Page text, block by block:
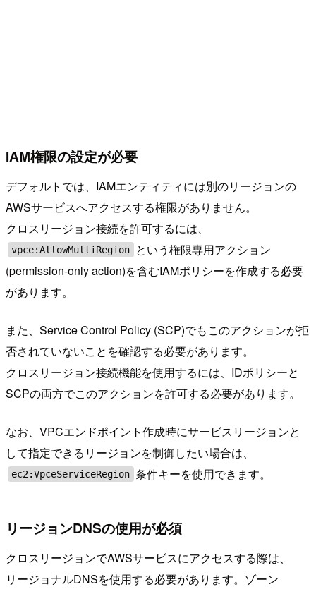
IAM権限の設定が必要
デフォルトでは、IAMエンティティには別のリージョンの
AWSサービスへアクセスする権限がありません。
クロスリージョン接続を許可するには、
vpce:AllowMultiRegion
という権限専用アクション
(permission-only action)を含むIAMポリシーを作成する必要
があります。
また、Service Control Policy (SCP)でもこのアクションが拒
否されていないことを確認する必要があります。
クロスリージョン接続機能を使用するには、IDポリシーと
SCPの両方でこのアクションを許可する必要があります。
なお、VPCエンドポイント作成時にサービスリージョンと
して指定できるリージョンを制御したい場合は、
ec2:VpceServiceRegion 条件キーを使用できます。
リージョンDNSの使用が必須
クロスリージョンでAWSサービスにアクセスする際は、
リージョナルDNSを使用する必要があります。ゾーン